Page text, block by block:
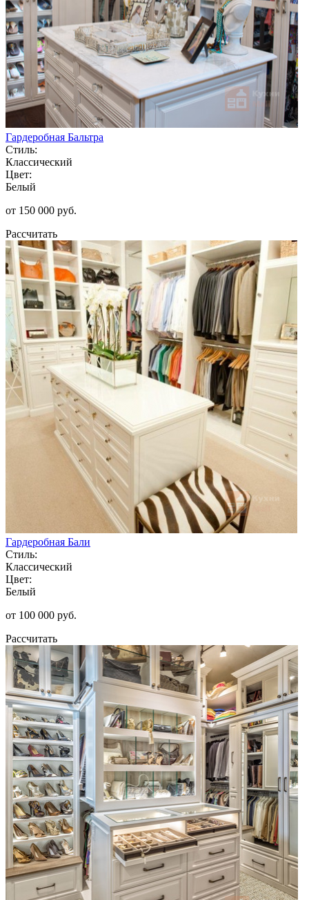
Гардеробная Бальтра
Стиль:
Классический
Цвет:
Белый
от 150 000 руб.
Рассчитать
Гардеробная Бали
Стиль:
Классический
Цвет:
Белый
от 100 000 руб.
Рассчитать